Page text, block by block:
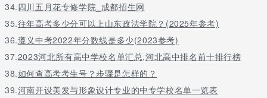
34.四川五月花专修学院_成都招生网
35.往年高考多少分可以上山东政法学院？(2025年参考)
36.遵义中考2022年分数线是多少(2023参考)
37.2023河北所有高中学校名单汇总,河北高中排名前十排行榜
38.如何查高考考生号？步骤是怎样的？
39.河南开设美发与形象设计专业的中专学校名单一览表